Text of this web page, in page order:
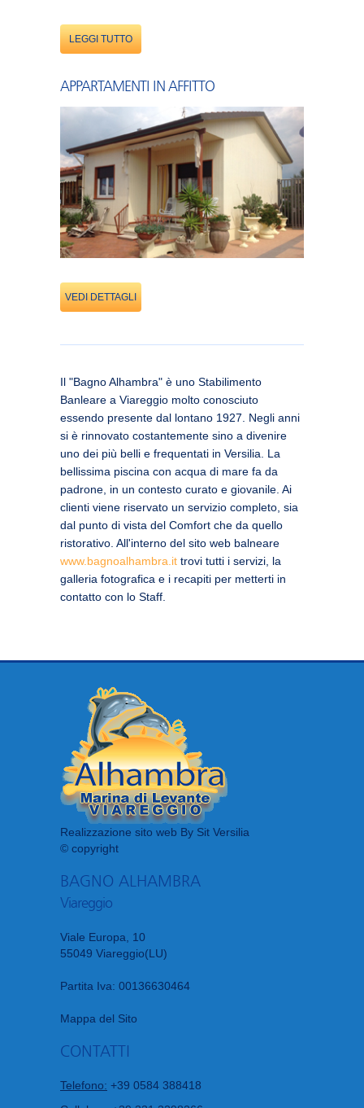
LEGGI TUTTO
APPARTAMENTI IN AFFITTO
VEDI DETTAGLI
Il "Bagno Alhambra" è uno Stabilimento
Banleare a Viareggio molto conosciuto
essendo presente dal lontano 1927. Negli anni
si è rinnovato costantemente sino a divenire
uno dei più belli e frequentati in Versilia. La
bellissima piscina con acqua di mare fa da
padrone, in un contesto curato e giovanile. Ai
clienti viene riservato un servizio completo, sia
dal punto di vista del Comfort che da quello
ristorativo. All'interno del sito web balneare
www.bagnoalhambra.it trovi tutti i servizi, la
galleria fotografica e i recapiti per metterti in
contatto con lo Staff.
Realizzazione sito web By Sit Versilia
© copyright
BAGNO ALHAMBRA
Viareggio
Viale Europa, 10
55049 Viareggio(LU)
Partita Iva: 00136630464
Mappa del Sito
CONTATTI
Telefono: +39 0584 388418